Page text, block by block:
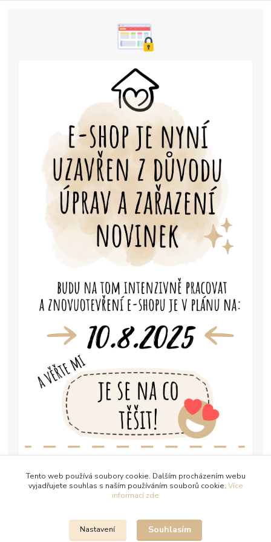
Tento web používá soubory cookie. Dalším procházením webu
vyjadřujete souhlas s naším používáním souborů cookie. Více
informací zde
Nastavení Souhlasím